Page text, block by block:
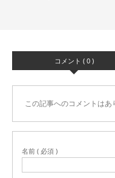
コメント ( 0 )
この記事へのコメントはあ
名前 ( 必須 )